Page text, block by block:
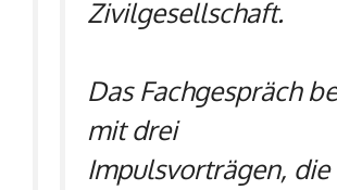
Zivilgesellschaft.
Das Fachgespräch
mit drei
Impulsvorträgen, die